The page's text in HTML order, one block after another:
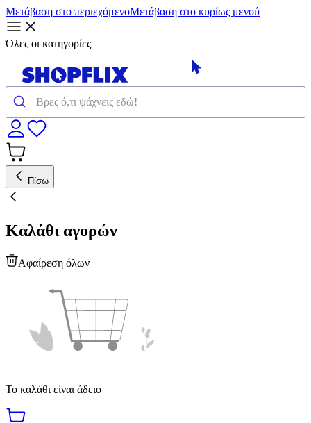
Μετάβαση στο περιεχόμενοΜετάβαση στο κυρίως μενού
Όλες οι κατηγορίες
Πίσω
Καλάθι αγορών
Αφαίρεση όλων
Το καλάθι είναι άδειο